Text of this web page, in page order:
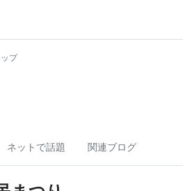
プ
ネットで話題 関連ブログ